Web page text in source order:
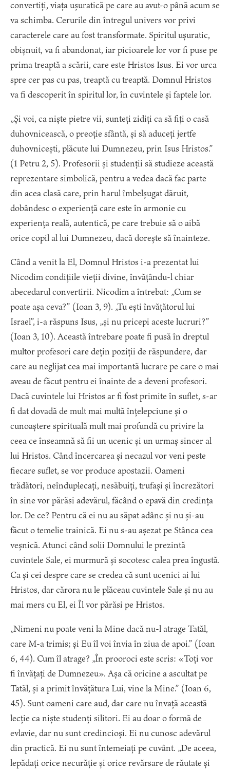
convertiți, viața ușuratică pe care au avut-o până acum se
va schimba. Cerurile din întregul univers vor privi
caracterele care au fost transformate. Spiritul ușuratic,
obișnuit, va fi abandonat, iar picioarele lor vor fi puse pe
prima treaptă a scării, care este Hristos Isus. Ei vor urca
spre cer pas cu pas, treaptă cu treaptă. Domnul Hristos
va fi descoperit în spiritul lor, în cuvintele și faptele lor.
„Și voi, ca niște pietre vii, sunteți zidiți ca să fiți o casă
duhovnicească, o preoție sfântă, și să aduceți jertfe
duhovnicești, plăcute lui Dumnezeu, prin Isus Hristos.”
(1 Petru 2, 5). Profesorii și studenții să studieze această
reprezentare simbolică, pentru a vedea dacă fac parte
din acea clasă care, prin harul îmbelșugat dăruit,
dobândesc o experiență care este în armonie cu
experiența reală, autentică, pe care trebuie să o aibă
orice copil al lui Dumnezeu, dacă dorește să înainteze.
Când a venit la El, Domnul Hristos i-a prezentat lui
Nicodim condițiile vieții divine, învățându-l chiar
abecedarul convertirii. Nicodim a întrebat: „Cum se
poate așa ceva?” (Ioan 3, 9). „Tu ești învățătorul lui
Israel”, i-a răspuns Isus, „și nu pricepi aceste lucruri?”
(Ioan 3, 10). Această întrebare poate fi pusă în dreptul
multor profesori care dețin poziții de răspundere, dar
care au neglijat cea mai importantă lucrare pe care o mai
aveau de făcut pentru ei înainte de a deveni profesori.
Dacă cuvintele lui Hristos ar fi fost primite în suflet, s-ar
fi dat dovadă de mult mai multă înțelepciune și o
cunoaștere spirituală mult mai profundă cu privire la
ceea ce înseamnă să fii un ucenic și un urmaș sincer al
lui Hristos. Când încercarea și necazul vor veni peste
fiecare suflet, se vor produce apostazii. Oameni
trădători, neînduplecați, nesăbuiți, trufași și încrezători
în sine vor părăsi adevărul, făcând o epavă din credința
lor. De ce? Pentru că ei nu au săpat adânc și nu și-au
făcut o temelie trainică. Ei nu s-au așezat pe Stânca cea
veșnică. Atunci când solii Domnului le prezintă
cuvintele Sale, ei murmură și socotesc calea prea îngustă.
Ca și cei despre care se credea că sunt ucenici ai lui
Hristos, dar cărora nu le plăceau cuvintele Sale și nu au
mai mers cu El, ei Îl vor părăsi pe Hristos.
„Nimeni nu poate veni la Mine dacă nu-l atrage Tatăl,
care M-a trimis; și Eu îl voi învia în ziua de apoi.” (Ioan
6, 44). Cum îl atrage? „În prooroci este scris: «Toți vor
fi învățați de Dumnezeu». Așa că oricine a ascultat pe
Tatăl, și a primit învățătura Lui, vine la Mine.” (Ioan 6,
45). Sunt oameni care aud, dar care nu învață această
lecție ca niște studenți silitori. Ei au doar o formă de
evlavie, dar nu sunt credincioși. Ei nu cunosc adevărul
din practică. Ei nu sunt întemeiați pe cuvânt. „De aceea,
lepădați orice necurăție și orice revărsare de răutate și